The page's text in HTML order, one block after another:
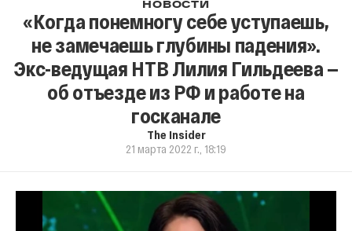
НОВОСТИ
«Когда понемногу себе уступаешь,
не замечаешь глубины падения».
Экс-ведущая НТВ Лилия Гильдеева —
об отъезде из РФ и работе на
госканале
The Insider
21 марта 2022 г., 18:19